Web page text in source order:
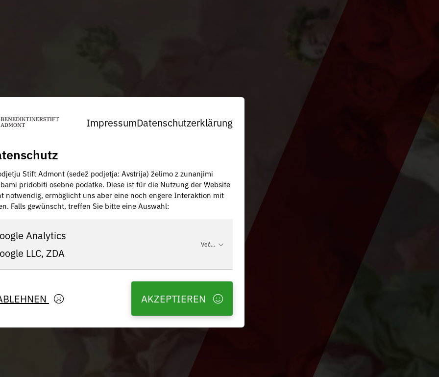
ImpressumDatenschutzerklärung
Stift Admont (sedež podjetja: Avstrija) želimo z zunanjimi
pridobiti osebne podatke. Diese ist für die Nutzung der Website
notwendig, ermöglicht uns aber eine noch engere Interaktion mit
Falls gewünscht, treffen Sie bitte eine Auswahl:
Analytics
LLC, ZDA
Več...
AKZEPTIEREN